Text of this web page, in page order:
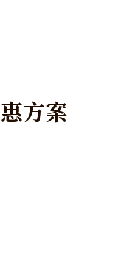
惠方案